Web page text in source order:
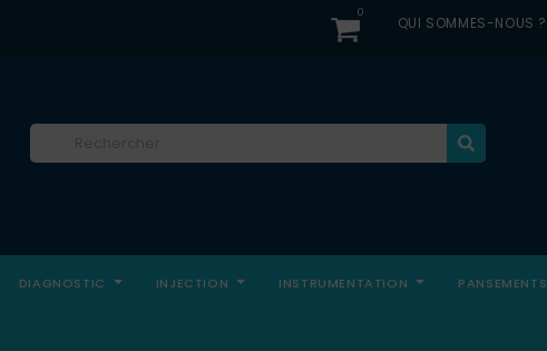
0
QUI SOMMES-NOUS ?
DIAGNOSTIC INJECTION INSTRUMENTATION PANSEMENTS